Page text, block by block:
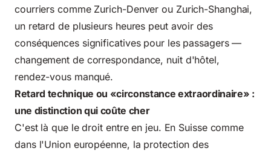
courriers comme Zurich-Denver ou Zurich-Shanghai,
un retard de plusieurs heures peut avoir des
conséquences significatives pour les passagers —
changement de correspondance, nuit d'hôtel,
rendez-vous manqué.
Retard technique ou «circonstance extraordinaire» :
une distinction qui coûte cher
C'est là que le droit entre en jeu. En Suisse comme
dans l'Union européenne, la protection des